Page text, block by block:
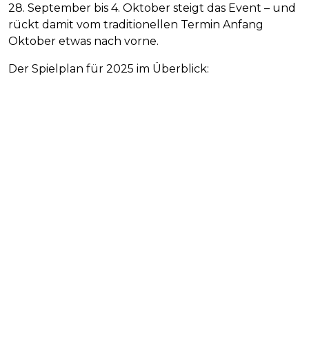
28. September bis 4. Oktober steigt das Event – und
rückt damit vom traditionellen Termin Anfang
Oktober etwas nach vorne.
Der Spielplan für 2025 im Überblick: